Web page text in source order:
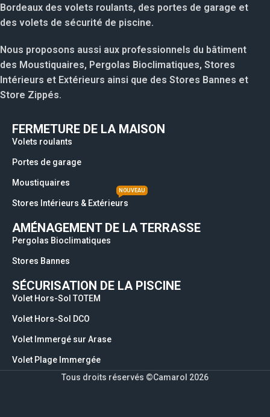
Bordeaux des volets roulants, des portes de garage et
des volets de sécurité de piscine.
Nous proposons aussi aux professionnels du bâtiment
des Moustiquaires, Pergolas Bioclimatiques, Stores
Intérieurs et Extérieurs ainsi que des Stores Bannes et
Store Zippés.
FERMETURE DE LA MAISON
Volets roulants
Portes de garage
Moustiquaires
Stores Intérieurs & Extérieurs
NOUVEAU
AMÉNAGEMENT DE LA TERRASSE
Pergolas Bioclimatiques
Stores Bannes
SÉCURISATION DE LA PISCINE
Volet Hors-Sol TOTEM
Volet Hors-Sol DCO
Volet Immergé sur Arase
Volet Plage Immergée
Tous droits réservés ©Camarol 2026